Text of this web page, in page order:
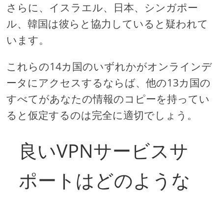
さらに、イスラエル、日本、シンガポー
ル、韓国は彼らと協力していると疑われて
います。
これらの14カ国のいずれかがオンラインデ
ータにアクセスするならば、他の13カ国の
すべてがあなたの情報のコピーを持ってい
ると仮定するのは完全に適切でしょう。
良いVPNサービスサ
ポートはどのような